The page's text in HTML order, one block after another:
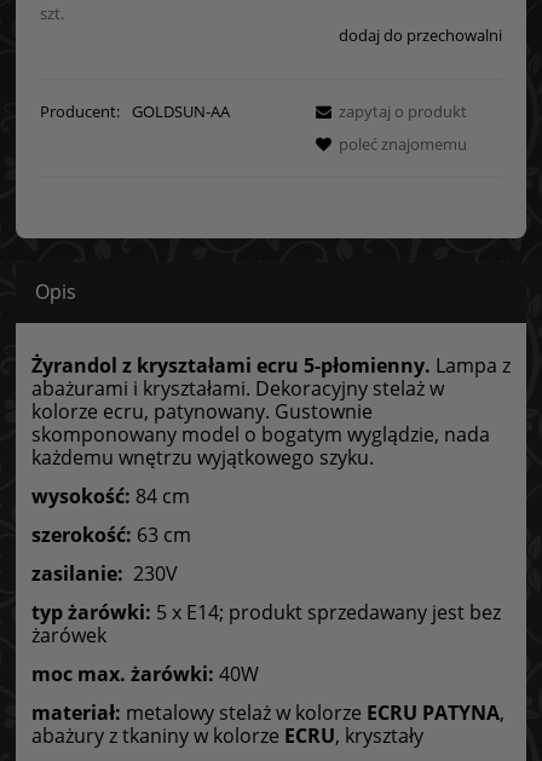
szt.
dodaj do przechowalni
Producent: GOLDSUN-AA
zapytaj o produkt
poleć znajomemu
Opis
Żyrandol z kryształami ecru 5-płomienny. Lampa z
abażurami i kryształami. Dekoracyjny stelaż w
kolorze ecru, patynowany. Gustownie
skomponowany model o bogatym wyglądzie, nada
każdemu wnętrzu wyjątkowego szyku.
wysokość: 84 cm
szerokość: 63 cm
zasilanie: 230V
typ żarówki: 5 x E14; produkt sprzedawany jest bez
żarówek
moc max. żarówki: 40W
materiał: metalowy stelaż w kolorze ECRU PATYNA,
abażury z tkaniny w kolorze ECRU, kryształy